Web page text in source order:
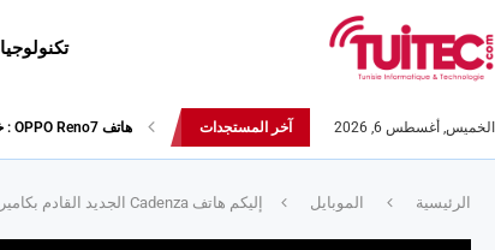
تكنولوجيا
الخميس, أغسطس 6, 2026 آخر المستجدات هاتف OPPO Reno7 : خبير ”البورتريه” بأحدث التّقنيات والذّكاء الاصطناعيّ المتطوّر
الرئيسية الموبايل إليكم هاتف Cadenza الجديد القادم بكاميرا ذات 60 ميقا-بيكسل و ذاكرة RAM تصل إلى 12 جيقا !